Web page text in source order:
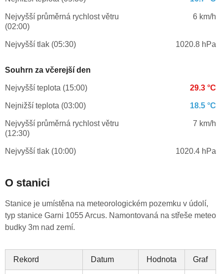
Nejvyšší průměrná rychlost větru
(02:00)
6 km/h
Nejvyšší tlak (05:30) 1020.8 hPa
Souhrn za včerejší den
Nejvyšší teplota (15:00) 29.3 °C
Nejnižší teplota (03:00) 18.5 °C
Nejvyšší průměrná rychlost větru
(12:30)
7 km/h
Nejvyšší tlak (10:00) 1020.4 hPa
O stanici
Stanice je umístěna na meteorologickém pozemku v údolí,
typ stanice Garni 1055 Arcus. Namontovaná na střeše meteo
budky 3m nad zemí.
Rekord Datum Hodnota Graf